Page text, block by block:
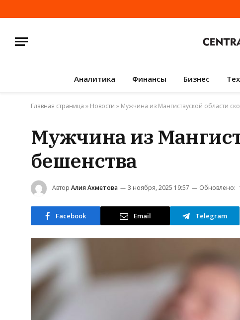
Аналитика Финансы Бизнес
Главная страница » Новости » Мужчина из Мангистауской области
Мужчина из
бешенства
Автор Алия Ахметова 3 ноября, 2025 19:57 Обновлено:
Facebook Email Telegram